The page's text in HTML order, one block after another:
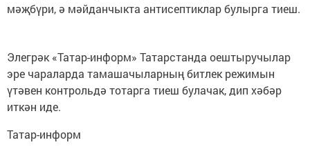
мәҗбүри, ә мәйданчыкта антисептиклар булырга тиеш.
Элегрәк «Татар-информ» Татарстанда оештыручылар
эре чараларда тамашачыларның битлек режимын
үтәвен контрольдә тотарга тиеш булачак, дип хәбәр
иткән иде.
Татар-информ